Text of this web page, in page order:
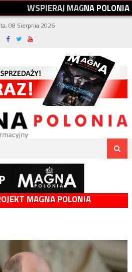
WSPIERAJMAGNAPOLONIA
08 Sierpnia 2026
MAGNA POLONIA